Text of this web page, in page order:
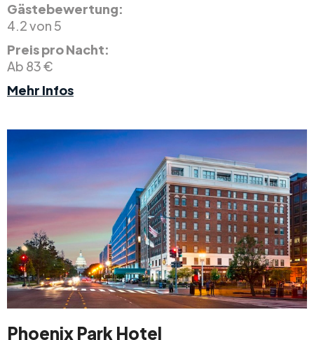
Gästebewertung:
4.2 von 5
Preis pro Nacht:
Ab 83 €
Mehr Infos
Phoenix Park Hotel